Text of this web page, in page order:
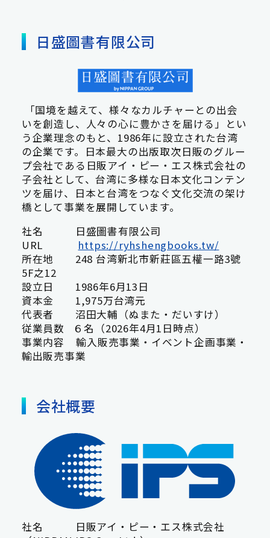
日盛圖書有限公司
「国境を越えて、様々なカルチャーとの出会
いを創造し、人々の心に豊かさを届ける」とい
う企業理念のもと、1986年に設立された台湾
の企業です。日本最大の出版取次日販のグルー
プ会社である日販アイ・ピー・エス株式会社の
子会社として、台湾に多様な日本文化コンテン
ツを届け、日本と台湾をつなぐ文化交流の架け
橋として事業を展開しています。
社名 日盛圖書有限公司
URL https://ryhshengbooks.tw/
所在地 248 台湾新北市新莊區五權一路3號
5F之12
設立日 1986年6月13日
資本金 1,975万台湾元
代表者 沼田大輔（ぬまた・だいすけ）
従業員数 ６名（2026年4月1日時点）
事業内容 輸入販売事業・イベント企画事業・
輸出販売事業
会社概要
社名 日販アイ・ピー・エス株式会社